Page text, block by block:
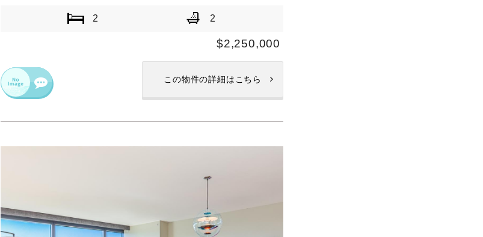
2 2
$2,250,000
この物件の詳細はこちら